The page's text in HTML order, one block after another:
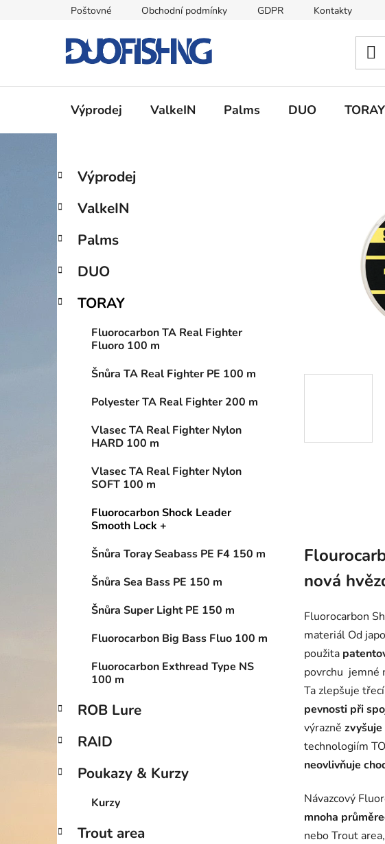
Poštovné Obchodní podmínky GDPR Kontakty
Výprodej ValkeIN Palms DUO TORAY
P
s
r
n
n
í
Přeskočit
kategorie
K
a
e
o
i
Výprodej
ValkeIN
Palms
DUO
TORAY
Fluorocarbon TA Real Fighter
Fluoro 100 m
Šnůra TA Real Fighter PE 100 m
Polyester TA Real Fighter 200 m
Vlasec TA Real Fighter Nylon
HARD 100 m
Vlasec TA Real Fighter Nylon
SOFT 100 m
Fluorocarbon Shock Leader
Smooth Lock +
Šnůra Toray Seabass PE F4 150 m
Šnůra Sea Bass PE 150 m
Šnůra Super Light PE 150 m
Fluorocarbon Big Bass Fluo 100 m
Fluorocarbon Exthread Type NS
100 m
ROB Lure
RAID
Poukazy & Kurzy
Kurzy
Trout area
nová
Fluorocarbon
materiál Od
použita
povrchu jemné
Ta zlepšuje
pevnosti při
výrazně
technologiím
neovlivňuje
Návazcový
mnoha
nebo Trout